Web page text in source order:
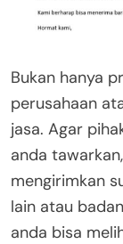
Bukan hanya
perusahaan
jasa. Agar
anda
mengirimkan
lain atau
anda bisa